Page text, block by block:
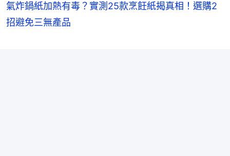
氣炸鍋紙加熱有毒？實測25款烹飪紙揭真相！選購2
招避免三無產品